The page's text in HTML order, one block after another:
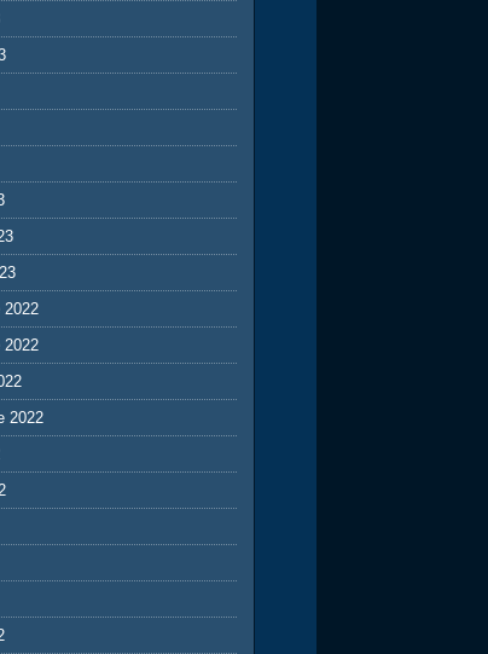
2022
2022
2022